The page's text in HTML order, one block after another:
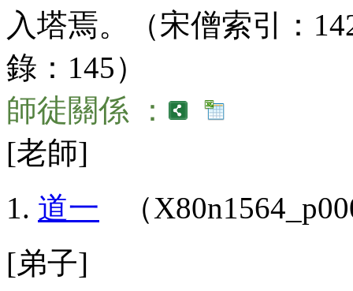
入塔焉。（宋僧索引：
錄：145）
師徒關係 ：
[老師]
道一 （
[弟子]